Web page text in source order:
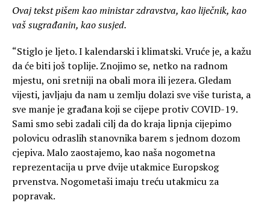
Ovaj tekst pišem kao ministar zdravstva, kao liječnik, kao
vaš sugrađanin, kao susjed.
“Stiglo je ljeto. I kalendarski i klimatski. Vruće je, a kažu
da će biti još toplije. Znojimo se, netko na radnom
mjestu, oni sretniji na obali mora ili jezera. Gledam
vijesti, javljaju da nam u zemlju dolazi sve više turista, a
sve manje je građana koji se cijepe protiv COVID-19.
Sami smo sebi zadali cilj da do kraja lipnja cijepimo
polovicu odraslih stanovnika barem s jednom dozom
cjepiva. Malo zaostajemo, kao naša nogometna
reprezentacija u prve dvije utakmice Europskog
prvenstva. Nogometaši imaju treću utakmicu za
popravak.